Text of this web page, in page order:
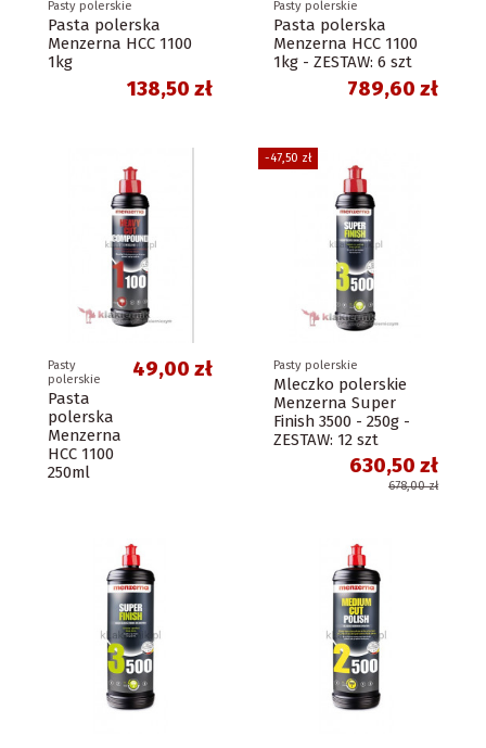
Pasty polerskie
Pasta polerska
Menzerna HCC 1100
1kg
138,50 zł
Pasty polerskie
Pasta polerska
Menzerna HCC 1100
1kg - ZESTAW: 6 szt
789,60 zł
Pasty
polerskie
Pasta
polerska
Menzerna
HCC 1100
250ml
49,00 zł
-47,50 zł
Pasty polerskie
Mleczko polerskie
Menzerna Super
Finish 3500 - 250g -
ZESTAW: 12 szt
630,50 zł
678,00 zł